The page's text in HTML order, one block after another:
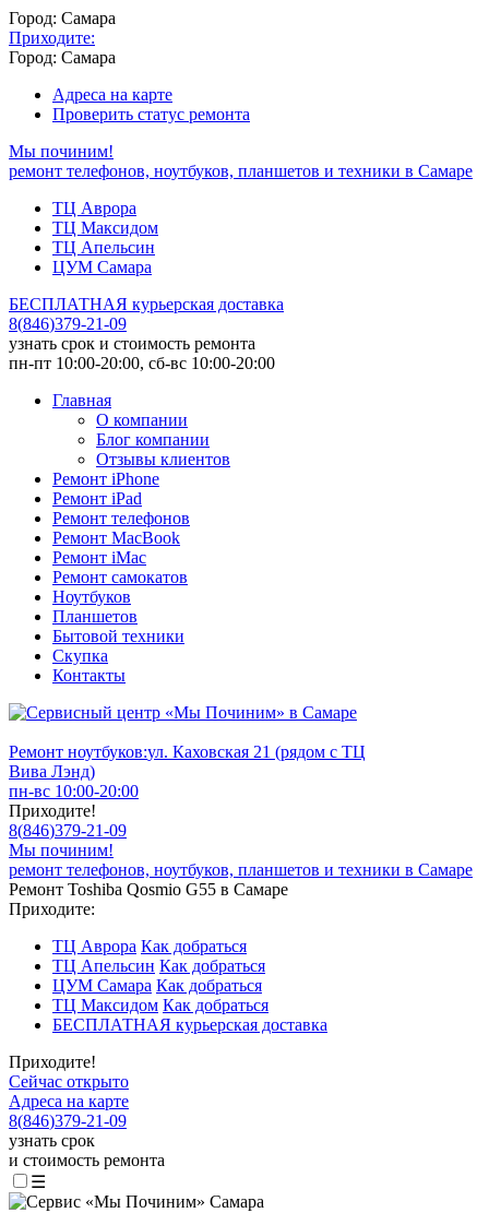
Город: Самара
Приходите:
Город: Самара
Адреса на карте
Проверить статус ремонта
Мы починим!
ремонт телефонов, ноутбуков, планшетов и техники в Самаре
ТЦ Аврора
ТЦ Максидом
ТЦ Апельсин
ЦУМ Самара
БЕСПЛАТНАЯ курьерская доставка
8(846)379-21-09
узнать срок и стоимость ремонта
пн-пт 10:00-20:00, сб-вс 10:00-20:00
Главная
О компании
Блог компании
Отзывы клиентов
Ремонт iPhone
Ремонт iPad
Ремонт телефонов
Ремонт MacBook
Ремонт iMac
Ремонт самокатов
Ноутбуков
Планшетов
Бытовой техники
Скупка
Контакты
Ремонт ноутбуков:ул. Каховская 21 (рядом с ТЦ
Вива Лэнд)
пн-вс 10:00-20:00
Приходите!
8(846)379-21-09
Мы починим!
ремонт телефонов, ноутбуков, планшетов и техники в Самаре
Ремонт Toshiba Qosmio G55 в Самаре
Приходите:
ТЦ Аврора Как добраться
ТЦ Апельсин Как добраться
ЦУМ Самара Как добраться
ТЦ Максидом Как добраться
БЕСПЛАТНАЯ курьерская доставка
Приходите!
Сейчас открыто
Адреса на карте
8(846)379-21-09
узнать срок
и стоимость ремонта
☰